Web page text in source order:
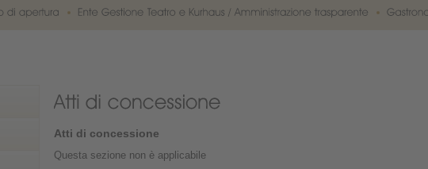
Atti di concessione
Questa sezione non è applicabile